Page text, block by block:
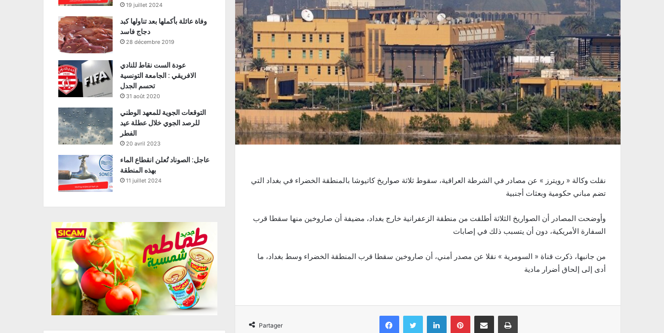
نقلت وكالة « رويترز » عن مصادر في الشرطة العراقية، سقوط ثلاثة صواريخ كاتيوشا بالمنطقة الخضراء في بغداد التي
تضم مباني حكومية وبعثات أجنبية
وأوضحت المصادر أن الصواريخ الثلاثة أطلقت من منطقة الزعفرانية خارج بغداد، مضيفة أن صاروخين منها سقطا قرب
السفارة الأمريكية، دون أن يتسبب ذلك في إصابات
من جانبها، ذكرت قناة « السومرية » نقلا عن مصدر أمني، أن صاروخين سقطا قرب المنطقة الخضراء وسط بغداد، ما
أدى إلى إلحاق أضرار مادية
Partager
Facebook Twitter Linkedin Pinterest Partager par email Imprimer
19 juillet 2024
وفاة عائلة بأكملها بعد تناولها كبد
دجاج فاسد
28 décembre 2019
عودة الست نقاط للنادي
الافريقي : الجامعة التونسية
تحسم الجدل
31 août 2020
التوقعات الجوية للمعهد الوطني
للرصد الجوي خلال عطلة عيد
الفطر
20 avril 2023
عاجل: الصوناد تُعلن انقطاع الماء
بهذه المنطقة
11 juillet 2024